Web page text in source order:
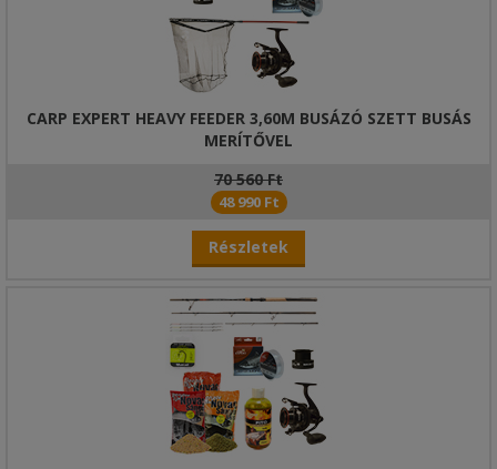
CARP EXPERT HEAVY FEEDER 3,60M BUSÁZÓ SZETT BUSÁS
MERÍTŐVEL
70 560 Ft
48 990 Ft
Részletek